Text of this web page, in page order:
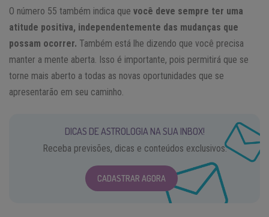
O número 55 também indica que você deve sempre ter uma
atitude positiva, independentemente das mudanças que
possam ocorrer. Também está lhe dizendo que você precisa
manter a mente aberta. Isso é importante, pois permitirá que se
torne mais aberto a todas as novas oportunidades que se
apresentarão em seu caminho.
DICAS DE ASTROLOGIA NA SUA INBOX!
Receba previsões, dicas e conteúdos exclusivos.
CADASTRAR AGORA